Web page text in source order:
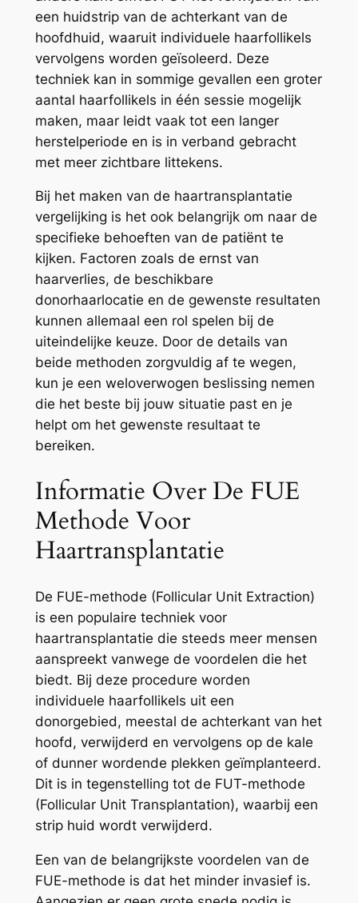
een huidstrip van de achterkant van de
hoofdhuid, waaruit individuele haarfollikels
vervolgens worden geïsoleerd. Deze
techniek kan in sommige gevallen een groter
aantal haarfollikels in één sessie mogelijk
maken, maar leidt vaak tot een langer
herstelperiode en is in verband gebracht
met meer zichtbare littekens.
Bij het maken van de haartransplantatie
vergelijking is het ook belangrijk om naar de
specifieke behoeften van de patiënt te
kijken. Factoren zoals de ernst van
haarverlies, de beschikbare
donorhaarlocatie en de gewenste resultaten
kunnen allemaal een rol spelen bij de
uiteindelijke keuze. Door de details van
beide methoden zorgvuldig af te wegen,
kun je een weloverwogen beslissing nemen
die het beste bij jouw situatie past en je
helpt om het gewenste resultaat te
bereiken.
Informatie Over De FUE
Methode Voor
Haartransplantatie
De FUE-methode (Follicular Unit Extraction)
is een populaire techniek voor
haartransplantatie die steeds meer mensen
aanspreekt vanwege de voordelen die het
biedt. Bij deze procedure worden
individuele haarfollikels uit een
donorgebied, meestal de achterkant van het
hoofd, verwijderd en vervolgens op de kale
of dunner wordende plekken geïmplanteerd.
Dit is in tegenstelling tot de FUT-methode
(Follicular Unit Transplantation), waarbij een
strip huid wordt verwijderd.
Een van de belangrijkste voordelen van de
FUE-methode is dat het minder invasief is.